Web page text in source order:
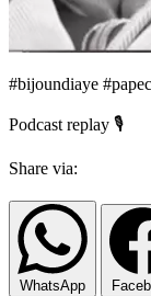
#bijoundiaye
Podcast replay 🎙️
Share via:
WhatsApp